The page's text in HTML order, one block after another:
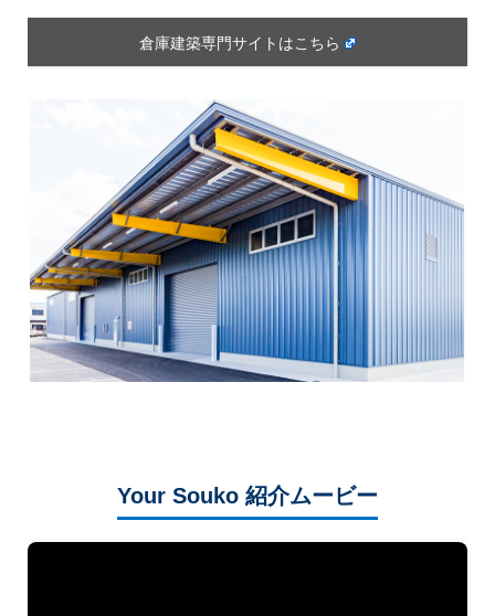
倉庫建築専門サイトはこちら
Your Souko 紹介ムービー